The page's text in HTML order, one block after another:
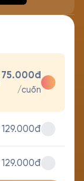
75.000đ
/cuốn
129.000đ
129.000đ